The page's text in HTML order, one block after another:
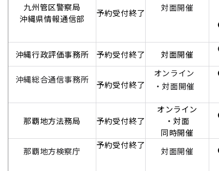
九州管区警察局
沖縄県情報通信部
予約受付終了 対面開催
沖縄行政評価事務所
予約受付終了 対面開催
沖縄総合通信事務所
予約受付終了
オンライン
・対面開催
那覇地方法務局 予約受付終了
オンライン
・対面
同時開催
那覇地方検察庁
予約受付終了
対面開催